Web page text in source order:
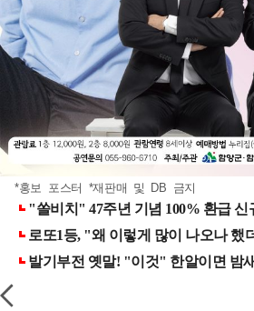
*홍보 포스터 *재판매 및 DB 금지